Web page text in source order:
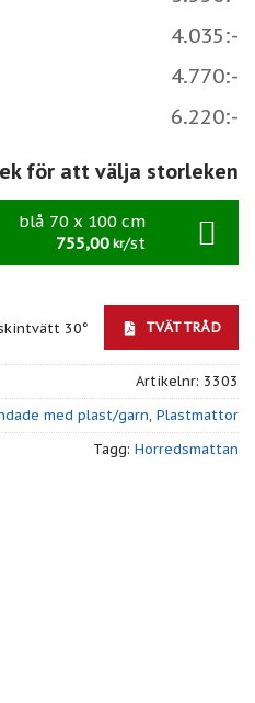
4.035:-
4.770:-
6.220:-
för att välja storleken
blå 70 x 100 cm
755,00 kr/st
30° TVÄTTRÅD
Artikelnr: 3303
med plast/garn, Plastmattor
Tagg: Horredsmattan